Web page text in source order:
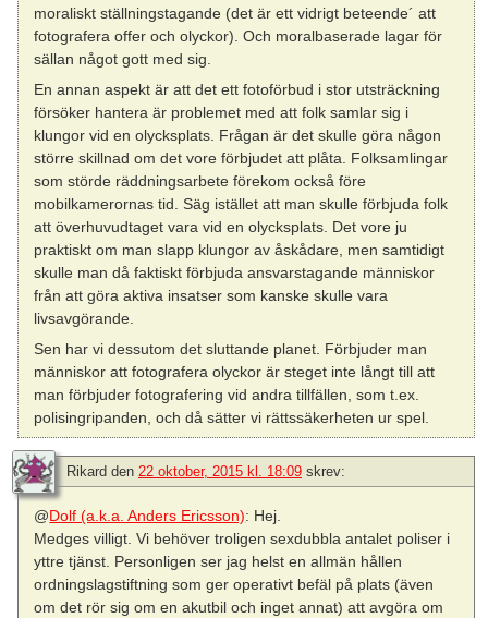
moraliskt ställningstagande (det är ett vidrigt beteende´ att
fotografera offer och olyckor). Och moralbaserade lagar för
sällan något gott med sig.
En annan aspekt är att det ett fotoförbud i stor utsträckning
försöker hantera är problemet med att folk samlar sig i
klungor vid en olycksplats. Frågan är det skulle göra någon
större skillnad om det vore förbjudet att plåta. Folksamlingar
som störde räddningsarbete förekom också före
mobilkamerornas tid. Säg istället att man skulle förbjuda folk
att överhuvudtaget vara vid en olycksplats. Det vore ju
praktiskt om man slapp klungor av åskådare, men samtidigt
skulle man då faktiskt förbjuda ansvarstagande människor
från att göra aktiva insatser som kanske skulle vara
livsavgörande.
Sen har vi dessutom det sluttande planet. Förbjuder man
människor att fotografera olyckor är steget inte långt till att
man förbjuder fotografering vid andra tillfällen, som t.ex.
polisingripanden, och då sätter vi rättssäkerheten ur spel.
Rikard den 22 oktober, 2015 kl. 18:09 skrev:
@Dolf (a.k.a. Anders Ericsson): Hej.
Medges villigt. Vi behöver troligen sexdubbla antalet poliser i
yttre tjänst. Personligen ser jag helst en allmän hållen
ordningslagstiftning som ger operativt befäl på plats (även
om det rör sig om en akutbil och inget annat) att avgöra om